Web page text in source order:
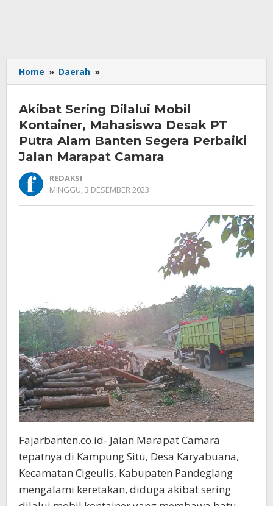
Home » Daerah »
Sering
Mobil
Kontainer,
Mahasiswa
Desak
PT
Alam
Akibat Sering Dilalui Mobil
Kontainer, Mahasiswa Desak PT
Putra Alam Banten Segera Perbaiki
Jalan Marapat Camara
REDAKSI
MINGGU, 3 DESEMBER 2023
Fajarbanten.co.id- Jalan Marapat Camara
tepatnya di Kampung Situ, Desa Karyabuana,
Kecamatan Cigeulis, Kabupaten Pandeglang
mengalami keretakan, diduga akibat sering